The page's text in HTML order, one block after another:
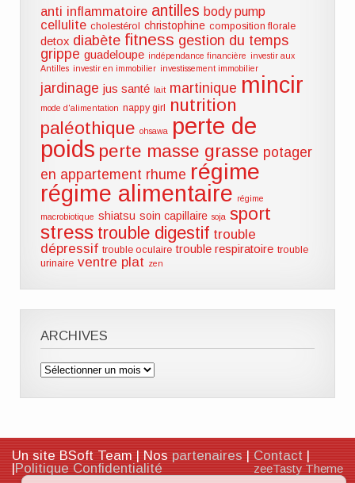
anti inflammatoire antilles body pump
cellulite cholestérol christophine composition florale
detox diabète fitness gestion du temps
grippe guadeloupe indépendance financière investir aux
Antilles investir en immobilier investissement immobilier
jardinage jus santé lait martinique mincir
mode d'alimentation nappy girl nutrition
paléothique ohsawa
perte de
poids perte masse grasse potager
en appartement rhume régime
régime alimentaire régime
macrobiotique shiatsu soin capillaire soja sport
stress trouble digestif trouble
dépressif trouble oculaire trouble respiratoire trouble
urinaire ventre plat zen
ARCHIVES
Archives
Un site BSoft Team | Nos partenaires Contact
Politique Confidentialité zeeTasty Theme